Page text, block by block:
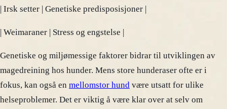
| Irsk setter | Genetiske predisposisjoner |
| Weimaraner | Stress og engstelse |
Genetiske og miljømessige faktorer bidrar til utviklingen av
magedreining hos hunder. Mens store hunderaser ofte er i
fokus, kan også en mellomstor hund være utsatt for ulike
helseproblemer. Det er viktig å være klar over at selv om